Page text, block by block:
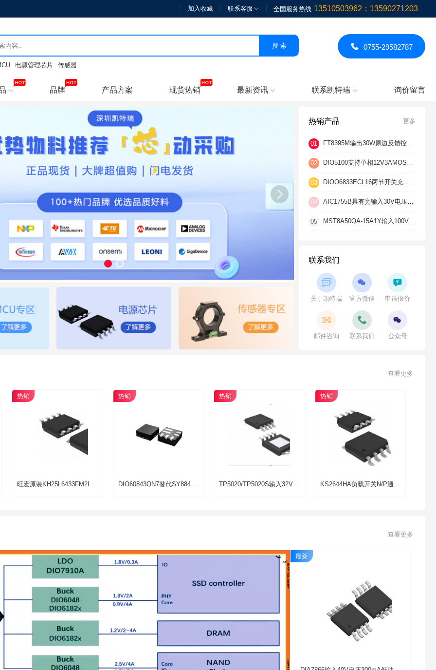
加入收藏 联系客服  全国服务热线 13510503962；13590271203
电源管理芯片 传感器
 0755-29582787
 品牌 产品方案 现货热销 最新资讯  联系凯特瑞  询价留言
更多
热销产品
01 FT8395M输出30W原边反馈控制VCC过压保护芯片
02 DIO5100支持单相12V3AMOSFET驱动
03 DIOO6833ECL16两节开关充电耐压18V2A大电流充电芯片
04 AIC1755B具有宽输入30V电压低压差200mA线性稳压器
05 MST8A50QA-15A1Y输入100V支持5A同步降压型DC-DC转换器芯片
联系我们

关于凯特瑞

官方微信

申请报价

邮件咨询

联系我们

公众号
查看更多
热销 热销
DIO60843QN7替代SY8843QWC和SYV843AQWC电流3A同步降压DCDC芯片
热销 热销
查看更多
最新